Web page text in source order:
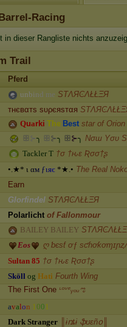
Racing
in dieser Rangliste nichts
Trail
Pferd
unbind me SТΛЯϾΛŁŁΞЯ
тнєвαтѕ ѕυρєяѕтαя
Quarki T he Best star of Orion
ꕥ ╮ ꕥ⊱╮ ꕥ⊱╮ Nσш Yσυ
Tackler T †σ †ԋε Ʀσσ†ʂ
•.★* ι αм ƒιяє *★.• The Real
Earn
Glorfindel SТΛЯϾΛŁŁΞЯ
Po ar icht of Fallonmour
BAILEY BAILEY
Eos
ღ ƅєsƭ ơƒ
Sultan 85 †σ †ԋε Ʀσσ†ʂ
Sköll og Hati Fourth Wing
The First One ᶫᵒᵛᵉᵧₒᵤಌ
avalon 1 001
Dark Stranger
║ɨռȶɨ ֆʊɛñօ║